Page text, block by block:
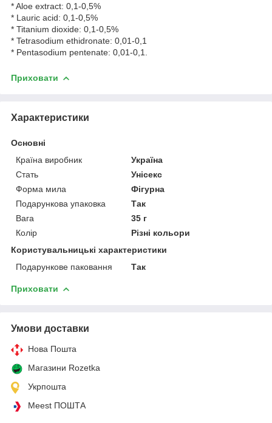
* Aloe extract: 0,1-0,5%
* Lauric acid: 0,1-0,5%
* Titanium dioxide: 0,1-0,5%
* Tetrasodium ethidronate: 0,01-0,1
* Pentasodium pentenate: 0,01-0,1.
Приховати
Характеристики
Основні
Країна виробник
Україна
Стать
Унісекс
Форма мила
Фігурна
Подарункова упаковка
Так
Вага
35 г
Колір
Різні кольори
Користувальницькі характеристики
Подарункове паковання
Так
Приховати
Умови доставки
Нова Пошта
Магазини Rozetka
Укрпошта
Meest ПОШТА